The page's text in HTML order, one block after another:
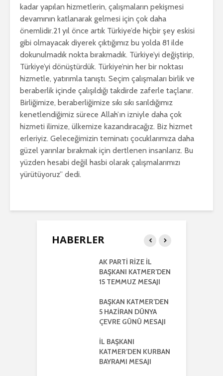
kadar yapılan hizmetlerin, çalışmaların pekişmesi
devamının katlanarak gelmesi için çok daha
önemlidir.21 yıl önce artık Türkiye’de hiçbir şey eskisi
gibi olmayacak diyerek çıktığımız bu yolda 81 ilde
dokunulmadık nokta bırakmadık. Türkiye’yi değiştirip,
Türkiye’yi dönüştürdük. Türkiye’nin her bir noktası
hizmetle, yatırımla tanıştı. Seçim çalışmaları birlik ve
beraberlik içinde çalışıldığı takdirde zaferle taçlanır.
Birliğimize, beraberliğimize sıkı sıkı sarıldığımız
kenetlendiğimiz sürece Allah’ın izniyle daha çok
hizmeti ilimize, ülkemize kazandıracağız. Biz hizmet
erleriyiz. Geleceğimizin teminatı çocuklarımıza daha
güzel yarınlar bırakmak için dertlenen insanlarız. Bu
yüzden hesabi değil hasbi olarak çalışmalarımızı
yürütüyoruz” dedi.
HABERLER
AK PARTİ RİZE İL
BAŞKANI KATMER’DEN
15 TEMMUZ MESAJI
BAŞKAN KATMER’DEN
5 HAZİRAN DÜNYA
ÇEVRE GÜNÜ MESAJI
İL BAŞKANI
KATMER’DEN KURBAN
BAYRAMI MESAJI